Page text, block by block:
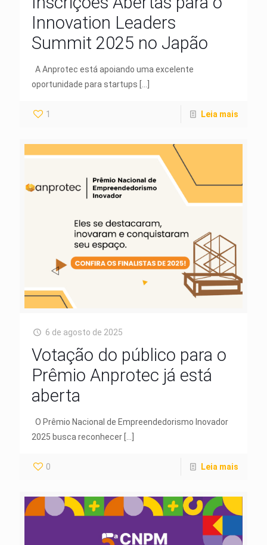
Innovation Leaders
Summit 2025 no Japão
A Anprotec está apoiando uma excelente
oportunidade para startups
1 Leia mais
6 de agosto de 2025
Votação do público para o
Prêmio Anprotec já está
aberta
O Prêmio Nacional de Empreendedorismo Inovador
2025 busca reconhecer
0 Leia mais